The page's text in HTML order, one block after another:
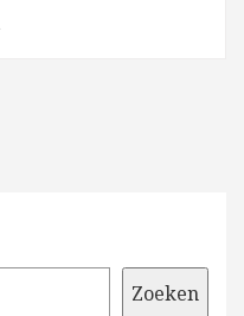
Zoeken